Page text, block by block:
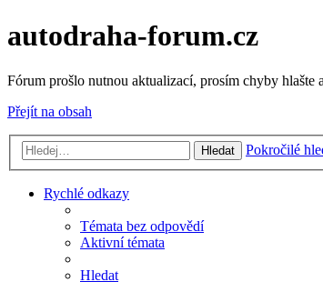
autodraha-forum.cz
Fórum prošlo nutnou aktualizací, prosím chyby
Přejít na obsah
Hledat Pokročilé
Rychlé odkazy
Témata bez odpovědí
Aktivní témata
Hledat